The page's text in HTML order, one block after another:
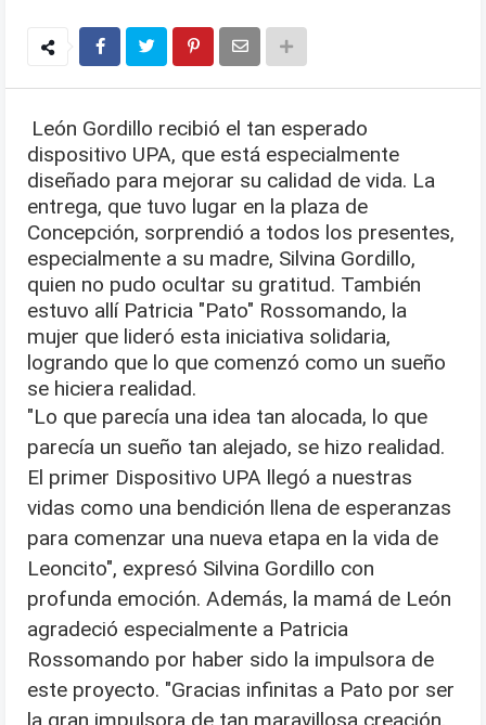
León Gordillo recibió el tan esperado
dispositivo UPA, que está especialmente
diseñado para mejorar su calidad de vida. La
entrega, que tuvo lugar en la plaza de
Concepción, sorprendió a todos los presentes,
especialmente a su madre, Silvina Gordillo,
quien no pudo ocultar su gratitud. También
estuvo allí Patricia "Pato" Rossomando, la
mujer que lideró esta iniciativa solidaria,
logrando que lo que comenzó como un sueño
se hiciera realidad.
"Lo que parecía una idea tan alocada, lo que
parecía un sueño tan alejado, se hizo realidad.
El primer Dispositivo UPA llegó a nuestras
vidas como una bendición llena de esperanzas
para comenzar una nueva etapa en la vida de
Leoncito", expresó Silvina Gordillo con
profunda emoción. Además, la mamá de León
agradeció especialmente a Patricia
Rossomando por haber sido la impulsora de
este proyecto. "Gracias infinitas a Pato por ser